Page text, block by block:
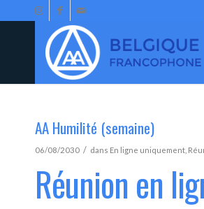
AA Humilité (semaine)
06/08/2030 / dans En ligne uniquement
Réunion en